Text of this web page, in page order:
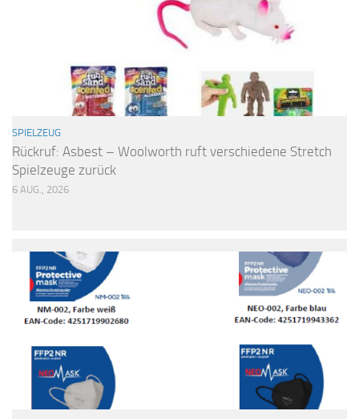
SPIELZEUG
Rückruf: Asbest – Woolworth ruft verschiedene Stretch
Spielzeuge zurück
6 AUG., 2026